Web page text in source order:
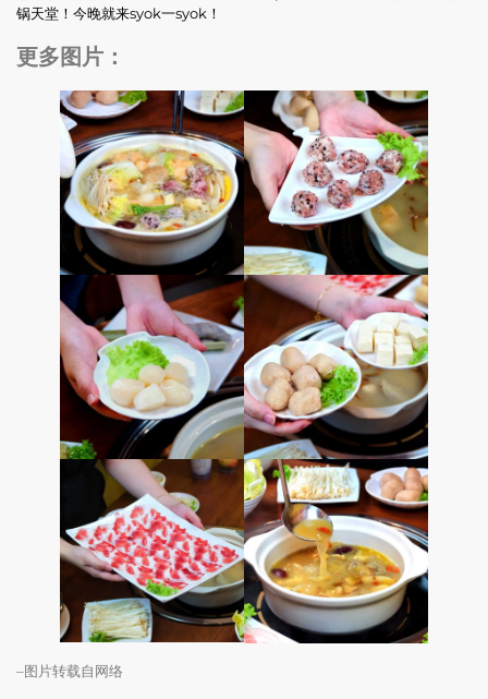
锅天堂！今晚就来syok一syok！
更多图片：
–图片转载自网络